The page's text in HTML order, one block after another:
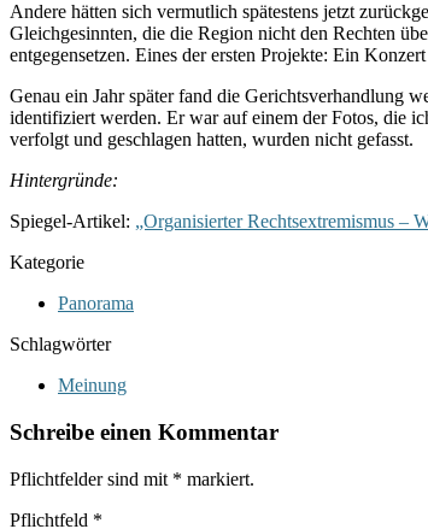
Andere hätten sich vermutlich spätestens jetzt
Gleichgesinnten, die die Region nicht den Rechten
entgegensetzen. Eines der ersten Projekte: Ein
Genau ein Jahr später fand die Gerichtsverhandlung
identifiziert werden. Er war auf einem der Fotos, die
verfolgt und geschlagen hatten, wurden nicht gefasst.
Hintergründe:
Spiegel-Artikel: „Organisierter Rechtsextremismus –
Kategorie
Panorama
Schlagwörter
Meinung
Schreibe einen Kommentar
Pflichtfelder sind mit * markiert.
Pflichtfeld *